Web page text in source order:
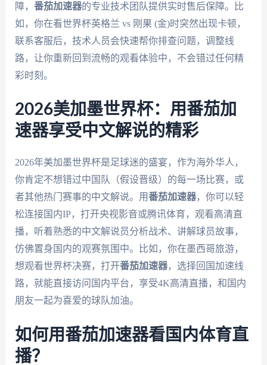
障， 番茄加速器的专业技术团队提供实时售后保障。比
如，你在看世界杯英格兰 vs 刚果 (金)时突然出现卡顿，
联系客服后，技术人员会快速帮你排查问题，调整线
路，让你重新回到流畅的观看体验中，不会错过任何精
彩时刻。
2026美加墨世界杯：用番茄加
速器享受中文解说的精彩
2026年美加墨世界杯是足球迷的盛宴，作为海外华人，
你肯定不想错过中国队（假设晋级）的每一场比赛，或
者其他热门赛事的中文解说。用番茄加速器，你可以轻
松连接国内IP，打开央视影音或腾讯体育，观看高清直
播，听着熟悉的中文解说员分析战术、讲解球员故事，
仿佛置身国内的观赛氛围中。比如，你在墨西哥旅游，
想观看世界杯决赛，打开番茄加速器，选择回国加速线
路，就能直接访问国内平台，享受4K高清直播，和国内
朋友一起为喜爱的球队加油。
如何用番茄加速器看国内体育直
播？